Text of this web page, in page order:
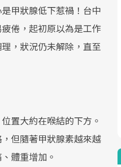
甲狀腺低下惹禍！台中
倦，起初原以為是工作
，狀況仍未解除，直至
置大約在喉結的下方。
但隨著甲狀腺素越來越
體重增加。
會的浪潮，台灣正在快速
護」的新時代。隨著國家
台灣推動委員會」與「長
，「預防醫學」已成全民
。然而，健檢不只是醫
前往專題
良醫生活祭體驗「一站式
，從講座、體驗到運動，
健康革命！
前往專題
「換季的身體變化」出
觀點與日常感受的對話，
的認知，進而引導實際的
前往專題